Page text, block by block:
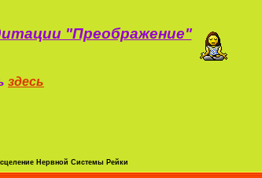
"Преображение"
здесь
Нервной Системы Рейки